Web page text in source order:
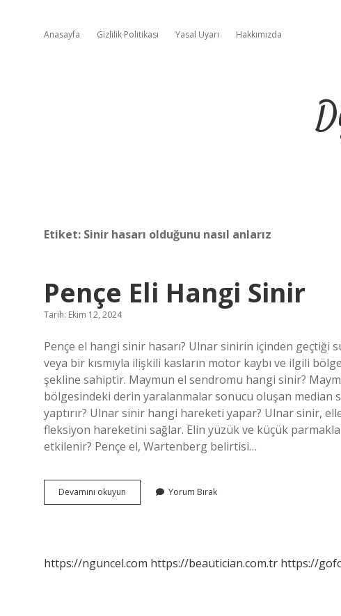
Anasayfa Gizlilik Politikası Yasal Uyarı Hakkımızda
Etiket: Sinir hasarı olduğunu nasıl anlarız
Pençe Eli Hangi Sinir
Tarih: Ekim 12, 2024
Pençe el hangi sinir hasarı? Ulnar sinirin içinden geçtiği
veya bir kısmıyla ilişkili kasların motor kaybı ve ilgili
şekline sahiptir. Maymun el sendromu hangi sinir?
bölgesindeki derin yaralanmalar sonucu oluşan
yaptırır? Ulnar sinir hangi hareketi yapar? Ulnar sinir,
fleksiyon hareketini sağlar. Elin yüzük ve küçük
etkilenir? Pençe el, Wartenberg belirtisi…
Devamını okuyun
Eli
Yorum Bırak
https://nguncel.com https://beautician.com.tr https://